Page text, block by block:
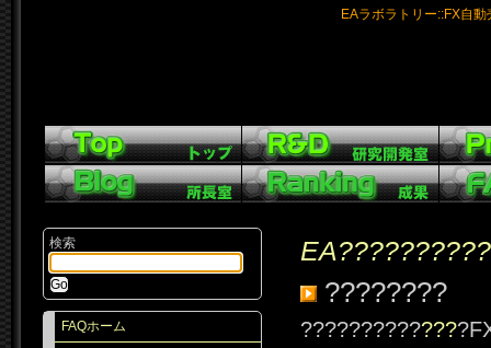
EAラボラトリー::FX自
検索
FAQホーム
EA??????????
????????
?????????????